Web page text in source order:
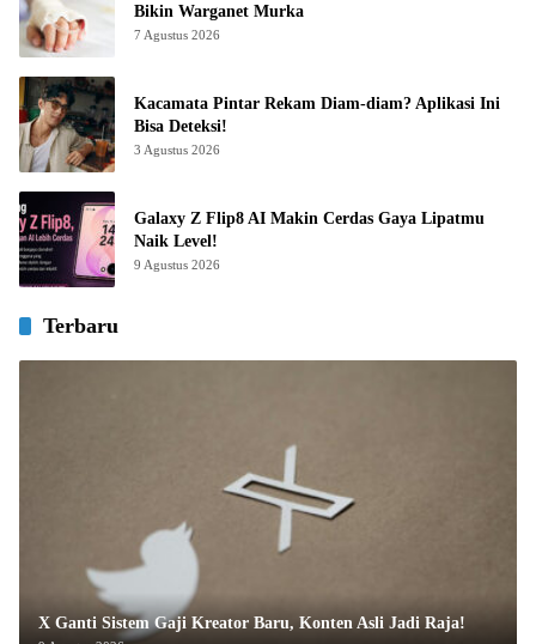
Bikin Warganet Murka
7 Agustus 2026
Kacamata Pintar Rekam Diam-diam? Aplikasi Ini
Bisa Deteksi!
3 Agustus 2026
Galaxy Z Flip8 AI Makin Cerdas Gaya Lipatmu
Naik Level!
9 Agustus 2026
Terbaru
X Ganti Sistem Gaji Kreator Baru, Konten Asli Jadi Raja!